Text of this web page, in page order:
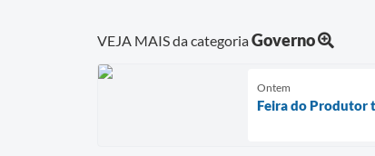
VEJA MAIS da categoriaGoverno
Ontem
Feira do Produtor